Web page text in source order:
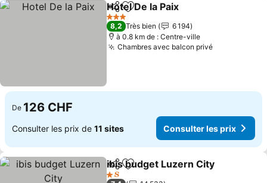
PartagerAjouter à mes favoris
Hotel De la Paix
3 Étoiles
8,2 Très bien
6 194
à 0.8 km de : Centre-ville
Chambres avec balcon privéConsulter
De 126 CHF
Consulter les prix de 11 sites Consulter les prix
PartagerAjouter à mes favoris
ibis budget Luzern City
1 Étoiles